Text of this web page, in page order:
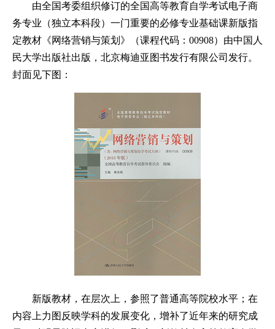
由全国考委组织修订的全国高等教育自学考试电子商
务专业（独立本科段）一门重要的必修专业基础课新版指
定教材《网络营销与策划》（课程代码：00908）由中国人
民大学出版社出版，北京梅迪亚图书发行有限公司发行。
封面见下图：
新版教材，在层次上，参照了普通高等院校水平；在
内容上力图反映学科的发展变化，增补了近年来的研究成